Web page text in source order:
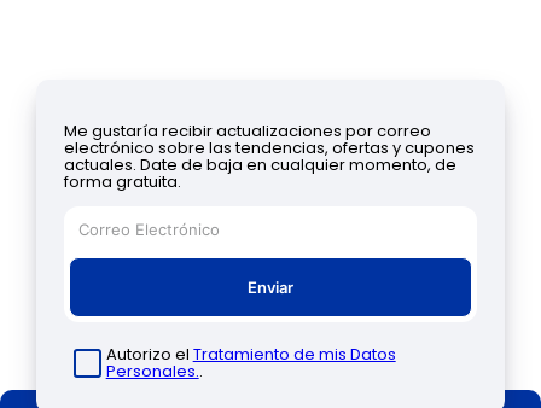
Me gustaría recibir actualizaciones por correo
electrónico sobre las tendencias, ofertas y cupones
actuales. Date de baja en cualquier momento, de
forma gratuita.
Enviar
Autorizo el Tratamiento de mis Datos
Personales..